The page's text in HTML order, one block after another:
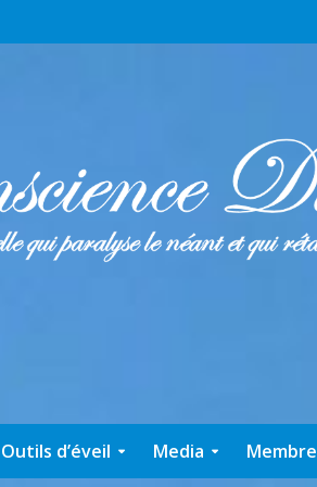
Outils d’éveil Media Membre